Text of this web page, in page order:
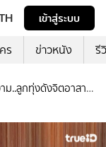
เข้าสู่ระบบ
ร ข่าวหนัง รี
าม..ลูกทุ่งดังจิตอาสา